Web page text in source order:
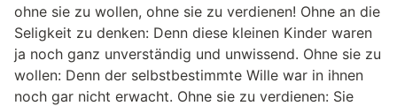
ohne sie zu wollen, ohne sie zu verdienen! Ohne an die
Seligkeit zu denken: Denn diese kleinen Kinder waren
ja noch ganz unverständig und unwissend. Ohne sie zu
wollen: Denn der selbstbestimmte Wille war in ihnen
noch gar nicht erwacht. Ohne sie zu verdienen: Sie